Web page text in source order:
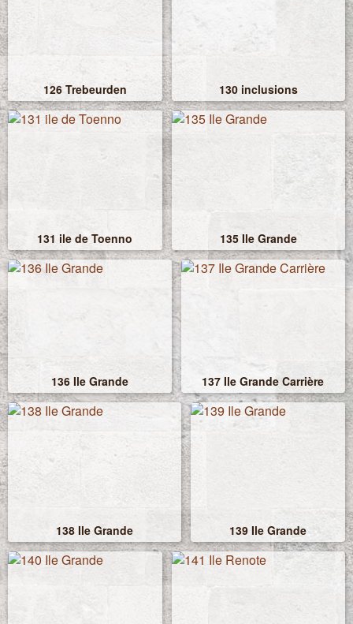
126 Trebeurden 130 inclusions
131 ile de Toenno 135 Ile Grande
136 Ile Grande 137 Ile Grande Carrière
138 Ile Grande 139 Ile Grande